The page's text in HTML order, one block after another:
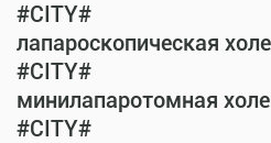
#CITY#
лапароскопическая
#CITY#
минилапаротомная
#CITY#